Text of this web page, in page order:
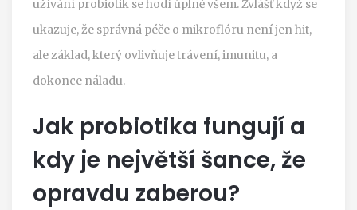
užívání probiotik se hodí úplně všem. Zvlášť když se
ukazuje, že správná péče o mikroflóru není jen hit,
ale základ, který ovlivňuje trávení, imunitu, a
dokonce náladu.
Jak probiotika fungují a
kdy je největší šance, že
opravdu zaberou?